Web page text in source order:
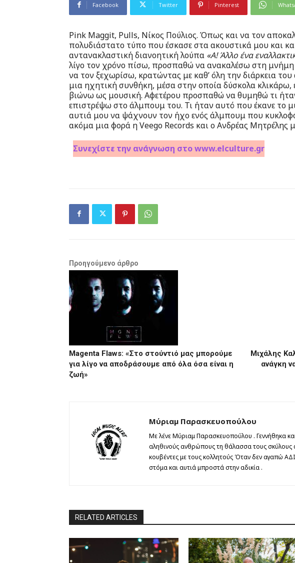
Facebook Twitter Pinterest
Pink Maggit, Pulls, Νίκος Πούλιος. Όπως και να τον
πολυδιάστατο τύπο που έσκασε στα ακουστικά μου και
αντανακλαστική διανοητική λούπα «Α! Άλλο ένα
λίγο τον χρόνο πίσω, προσπαθώ να ανακαλέσω στη
να τον ξεχωρίσω, κρατώντας με καθ’ όλη την διάρκεια
μια ηχητική συνθήκη, μέσα στην οποία δύσκολα κλικάρω,
βιώνω ως μουσική. Αφετέρου προσπαθώ να θυμηθώ τι
επιστρέψω στο άλμπουμ του. Τι ήταν αυτό που έκανε το
αυτιά μου να ψάχνουν τον ήχο ενός άλμπουμ που
ακόμα μια φορά η Veego Records και ο Ανδρέας Μητρέλης
Συνεχίστε την ανάγνωση στο www.elculture.gr
Προηγούμενο άρθρο
Μagenta Flaws: «Στο στούντιό μας μπορούμε
για λίγο να αποδράσουμε από όλα όσα είναι η
ζωή»
Μιχάλης
ανάγκη
Μύριαμ Παρασκευοπούλου
Με λένε Μύριαμ Παρασκευοπούλου . Γεννήθηκα
αληθινούς ανθρώπους τη θάλασσα τους σκύλους
κουβέντες με τους κολλητούς Όταν δεν αγαπώ
στόμα και αυτιά μπροστά στην αδικία .
RELATED ARTICLES